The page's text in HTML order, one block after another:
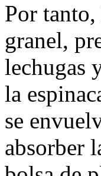
Por tanto,
granel,
lechugas
la
se
absorber